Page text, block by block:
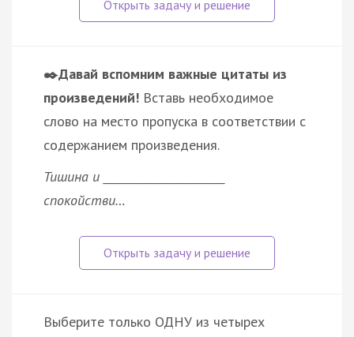
✒️Давай вспомним важные цитаты из
произведений! Вставь необходимое
слово на место пропуска в соответствии с
содержанием произведения.
Тишина и ______________________
спокойстви…
Выберите только ОДНУ из четырех